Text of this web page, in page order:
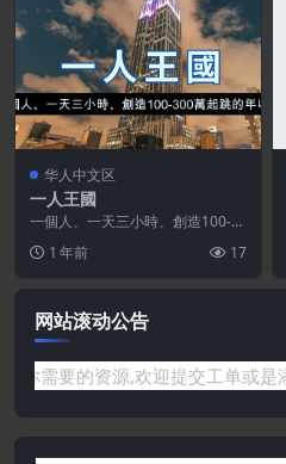
华人中文区
一人王國
一個人、一天三小時、創造100-3
下载价格250...
1 年前 17
网站滚动公告
需要的资源,欢迎提交工单或是添